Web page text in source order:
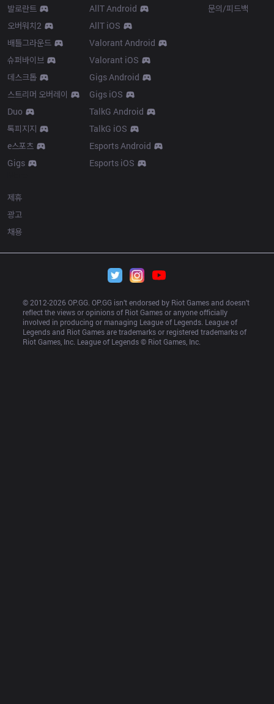
발로란트
오버워치2
배틀그라운드
슈퍼바이브
데스크톱
스트리머 오버레이
Duo
톡피지지
e스포츠
Gigs
AllT Android
AllT iOS
Valorant Android
Valorant iOS
Gigs Android
Gigs iOS
TalkG Android
TalkG iOS
Esports Android
Esports iOS
문의/피드백
제휴
광고
채용
© 2012-2026 OP.GG. OP.GG isn’t endorsed by Riot Games and doesn’t
reflect the views or opinions of Riot Games or anyone officially
involved in producing or managing League of Legends. League of
Legends and Riot Games are trademarks or registered trademarks of
Riot Games, Inc. League of Legends © Riot Games, Inc.